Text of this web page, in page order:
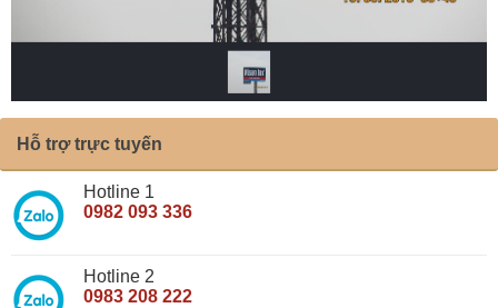
Hỗ trợ trực tuyến
Hotline 1
0982 093 336
Hotline 2
0983 208 222